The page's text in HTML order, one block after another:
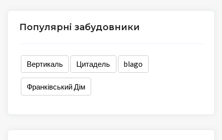
Популярні забудовники
Вертикаль Цитадель blago
Франківський Дім